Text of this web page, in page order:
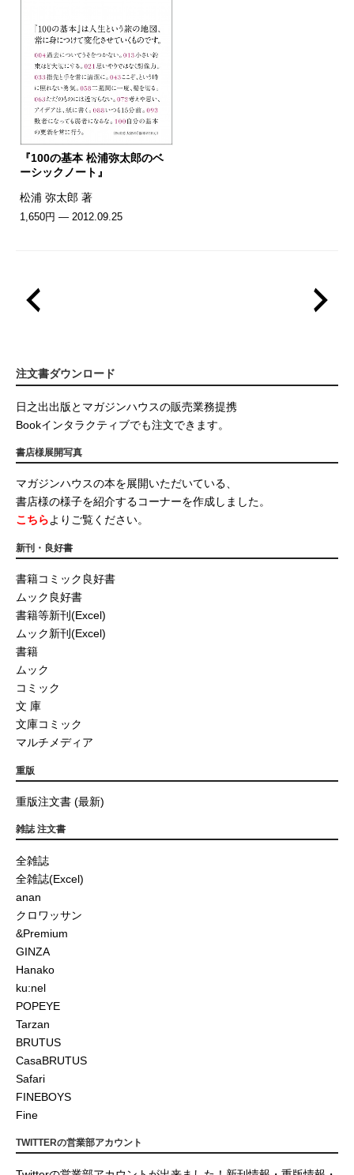
『100の基本 松浦弥太郎のベ
ーシックノート』
松浦 弥太郎 著
1,650円 — 2012.09.25
注文書ダウンロード
日之出出版とマガジンハウスの販売業務提携
Bookインタラクティブでも注文できます。
書店様展開写真
マガジンハウスの本を展開いただいている、
書店様の様子を紹介するコーナーを作成しました。
こちらよりご覧ください。
新刊・良好書
書籍コミック良好書
ムック良好書
書籍等新刊(Excel)
ムック新刊(Excel)
書籍
ムック
コミック
文 庫
文庫コミック
マルチメディア
重版
重版注文書 (最新)
雑誌 注文書
全雑誌
全雑誌(Excel)
anan
クロワッサン
&Premium
GINZA
Hanako
ku:nel
POPEYE
Tarzan
BRUTUS
CasaBRUTUS
Safari
FINEBOYS
Fine
TWITTERの営業部アカウント